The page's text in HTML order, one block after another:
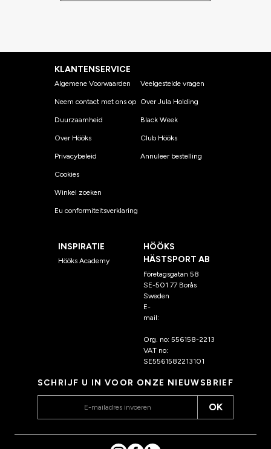
KLANTENSERVICE
Algemene Voorwaarden
Neem contact met ons op
Duurzaamheid
Over Hööks
Privacybeleid
Cookies
Winkel zoeken
Eu conformiteitsverklaring
Veelgestelde vragen
Over Jula Holding
Black Week
Club Hööks
Annuleer bestelling
INSPIRATIE
Hööks Academy
HÖÖKS
HÄSTSPORT AB
Företagsgatan 58
SE-501 77 Borås
Sweden
E-
mail:
Org. no: 556158-2213
VAT no:
SE5561582213101
SCHRIJF U IN VOOR ONZE NIEUWSBRIEF
OK